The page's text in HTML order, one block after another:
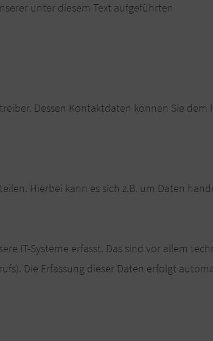
unter diesem Text aufgeführten
Dessen Kontaktdaten können Sie dem
Hierbei kann es sich z.B. um Daten
IT-Systeme erfasst. Das sind vor allem
Die Erfassung dieser Daten erfolgt